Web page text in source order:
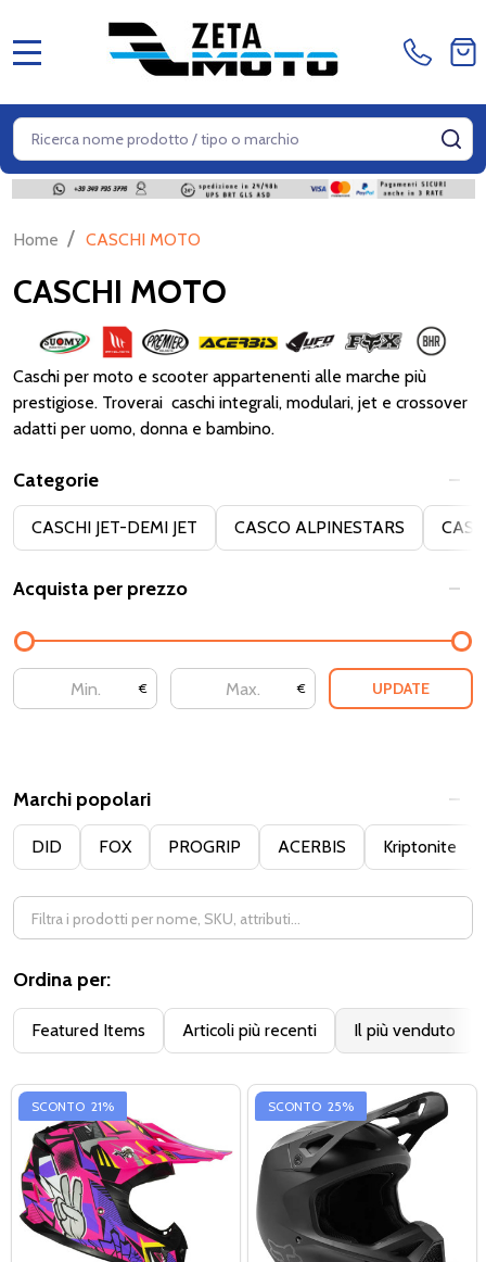
Cerca
Home / CASCHI MOTO
CASCHI MOTO
Caschi per moto e scooter appartenenti alle marche più
prestigiose. Troverai caschi integrali, modulari, jet e crossover
adatti per uomo, donna e bambino.
Filter
By
Categorie
CASCHI JET-DEMI JET CASCO ALPINESTARS
Acquista per prezzo
€ € UPDATE
Marchi popolari
DID FOX PROGRIP ACERBIS Kriptonite
Ordina per:
Featured Items Articoli più recenti Il più venduto
SCONTO 21% SCONTO 25%